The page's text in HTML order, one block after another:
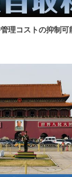
理コストの抑制